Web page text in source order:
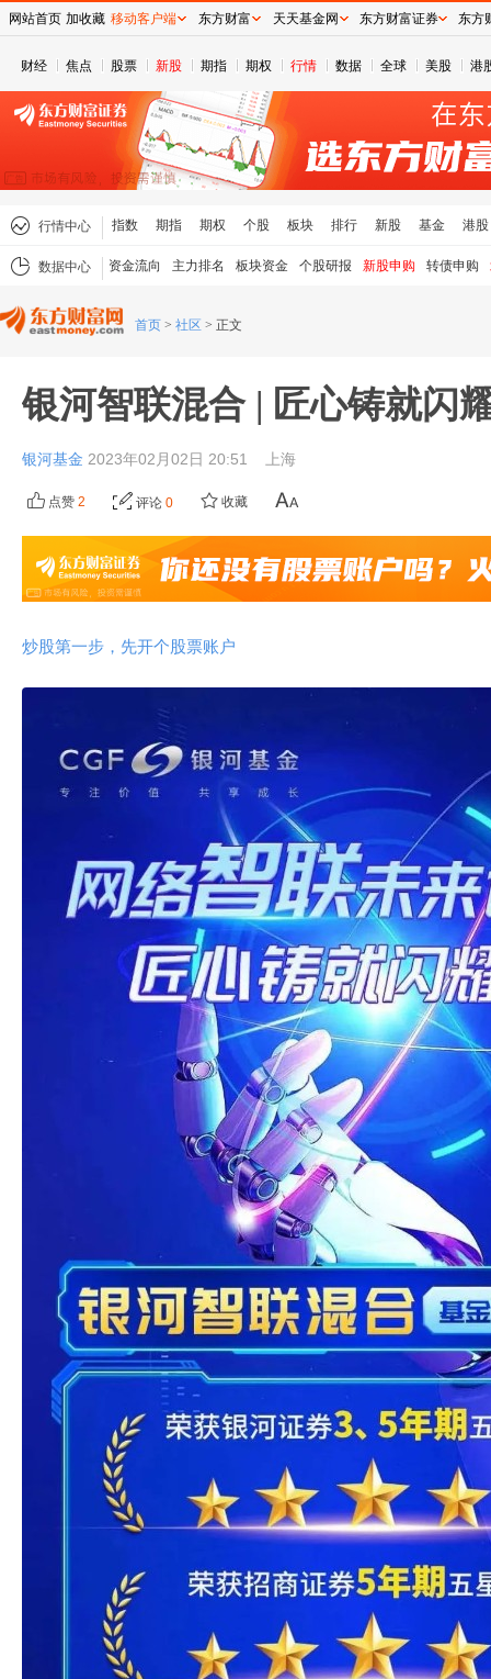
财经 焦点 股票 新股 期指 期权 行情 数据 全球 美股 港
行情中心 指数 期指 期权 个股 板块 排行 新股 基金 港股
数据中心 资金流向 主力排名 板块资金 个股研报 新股申购 转债申购
首页 > 社区 > 正文
银河智联混合 | 匠心铸就闪
银河基金 2023年02月02日 20:51 上海
点赞 2 评论 0 收藏
炒股第一步，先开个股票账户
网站首页 加收藏 移动客户端 东方财富 天天基金网 东方财富证券 东方